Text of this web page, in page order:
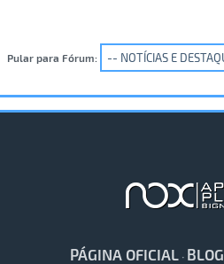
Pular para Fórum:
PÁGINA OFICIAL · BLOG